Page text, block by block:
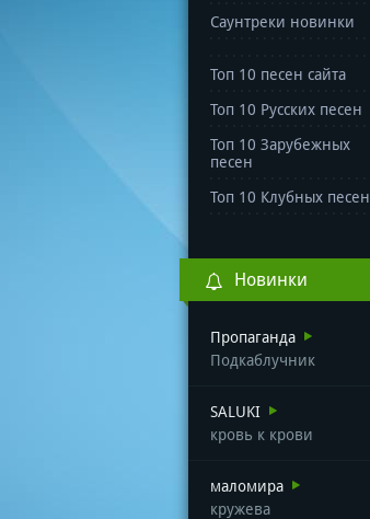
Саунтреки новинки
Топ 10 песен сайта
Топ 10 Русских песен
Топ 10 Зарубежных
песен
Топ 10 Клубных песен
Новинки
Пропаганда
Подкаблучник
SALUKI
кровь к крови
маломира
кружева